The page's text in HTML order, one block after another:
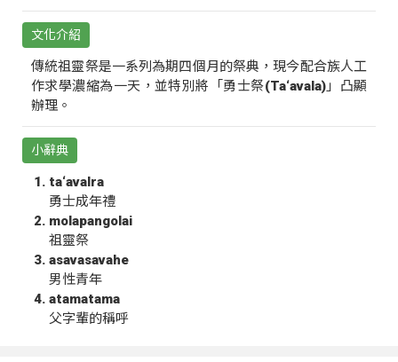
文化介紹
傳統祖靈祭是一系列為期四個月的祭典，現今配合族人工
作求學濃縮為一天，並特別將「勇士祭(Ta‘avala)」凸顯
辦理。
小辭典
ta‘avalra
勇士成年禮
molapangolai
祖靈祭
asavasavahe
男性青年
atamatama
父字輩的稱呼